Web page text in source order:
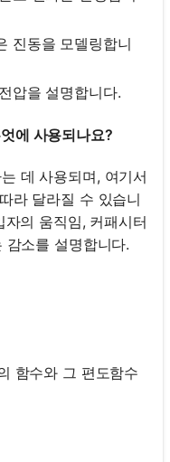
진동을 모델링합니
압을 설명합니다.
에 사용되나요?
데 사용되며, 여기서
라 달라질 수 있습니
의 움직임, 커패시터
소를 설명합니다.
함수와 그 편도함수